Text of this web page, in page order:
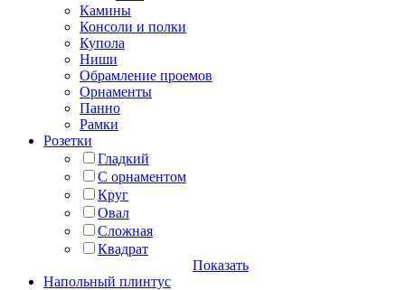
Камины
Консоли и полки
Купола
Ниши
Обрамление проемов
Орнаменты
Панно
Рамки
Розетки
Гладкий
С орнаментом
Круг
Овал
Сложная
Квадрат
Показать
Напольный плинтус